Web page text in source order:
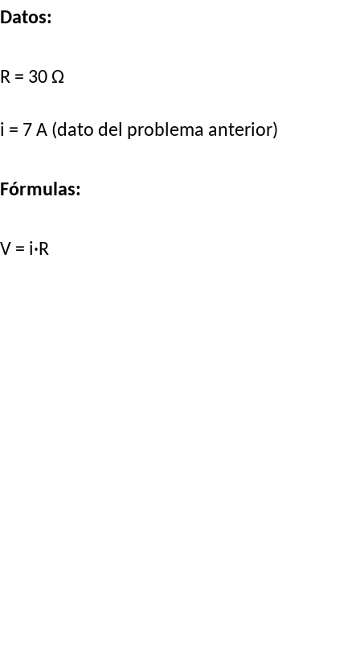
Datos:
R = 30 Ω
i = 7 A (dato del problema anterior)
Fórmulas:
V = i·R